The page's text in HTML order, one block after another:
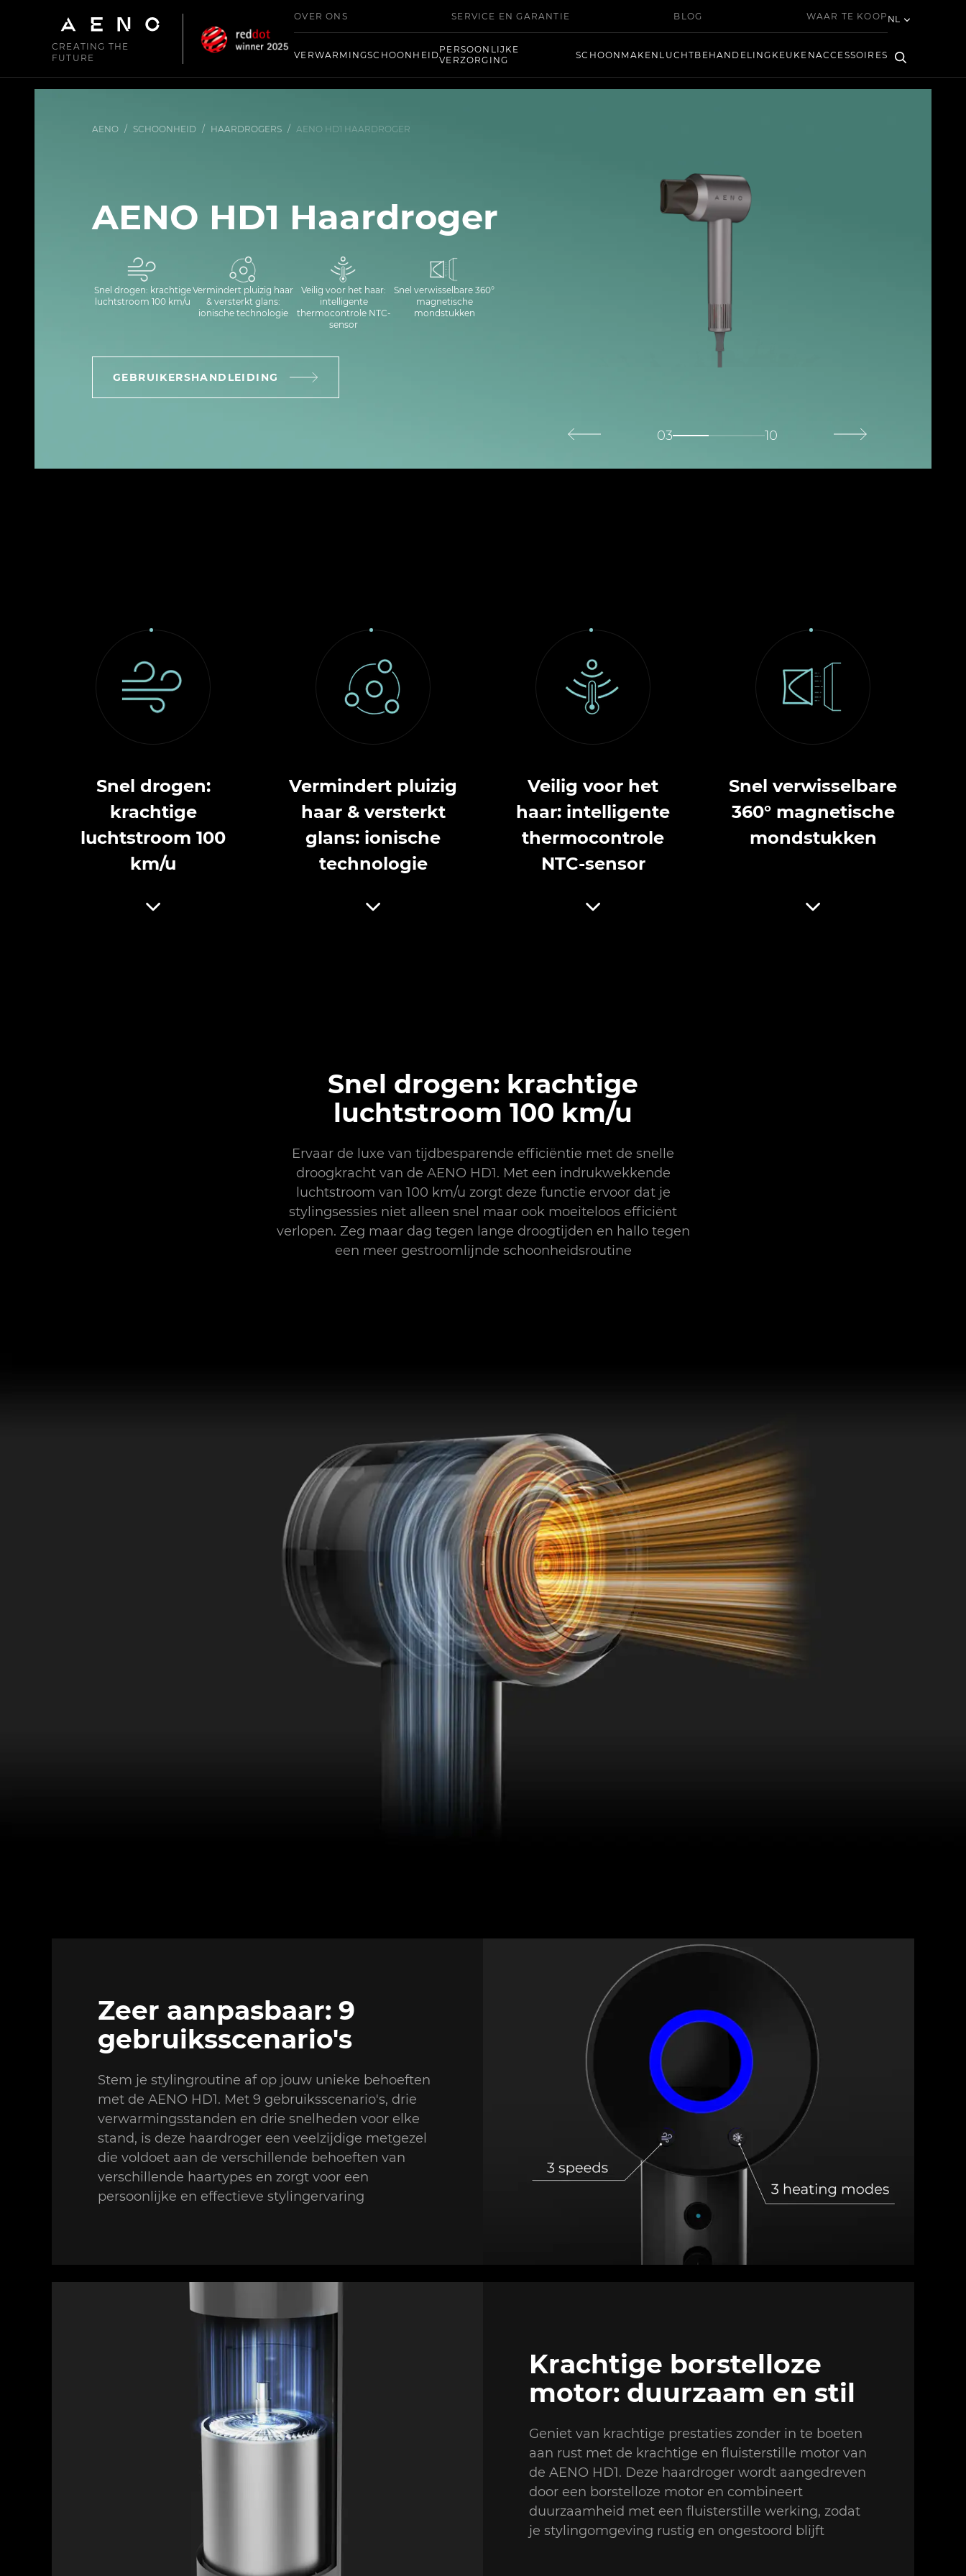
CREATING THE
FUTURE
OVER ONS SERVICE EN GARANTIE BLOG WAAR TE KOOP
VERWARMINGSCHOONHEIDPERSOONLIJKE
VERZORGING
SCHOONMAKEN LUCHTBEHANDELING KEUKENACCESSOIRES
NL
AENO / SCHOONHEID / HAARDROGERS / AENO HD1 HAARDROGER
AENO HD1 Haardroger
Snel drogen: krachtige
luchtstroom 100 km/u
Vermindert pluizig haar
& versterkt glans:
ionische technologie
Veilig voor het haar:
intelligente
thermocontrole NTC-
sensor
Snel verwisselbare 360°
magnetische
mondstukken
GEBRUIKERSHANDLEIDING
03 10
Snel drogen:
krachtige
luchtstroom 100
km/u
Vermindert pluizig
haar & versterkt
glans: ionische
technologie
Veilig voor het
haar: intelligente
thermocontrole
NTC-sensor
Snel verwisselbare
360° magnetische
mondstukken
Snel drogen: krachtige
luchtstroom 100 km/u
Ervaar de luxe van tijdbesparende efficiëntie met de snelle
droogkracht van de AENO HD1. Met een indrukwekkende
luchtstroom van 100 km/u zorgt deze functie ervoor dat je
stylingsessies niet alleen snel maar ook moeiteloos efficiënt
verlopen. Zeg maar dag tegen lange droogtijden en hallo tegen
een meer gestroomlijnde schoonheidsroutine
Zeer aanpasbaar: 9
gebruiksscenario's
Stem je stylingroutine af op jouw unieke behoeften
met de AENO HD1. Met 9 gebruiksscenario's, drie
verwarmingsstanden en drie snelheden voor elke
stand, is deze haardroger een veelzijdige metgezel
die voldoet aan de verschillende behoeften van
verschillende haartypes en zorgt voor een
persoonlijke en effectieve stylingervaring
Krachtige borstelloze
motor: duurzaam en stil
Geniet van krachtige prestaties zonder in te boeten
aan rust met de krachtige en fluisterstille motor van
de AENO HD1. Deze haardroger wordt aangedreven
door een borstelloze motor en combineert
duurzaamheid met een fluisterstille werking, zodat
je stylingomgeving rustig en ongestoord blijft